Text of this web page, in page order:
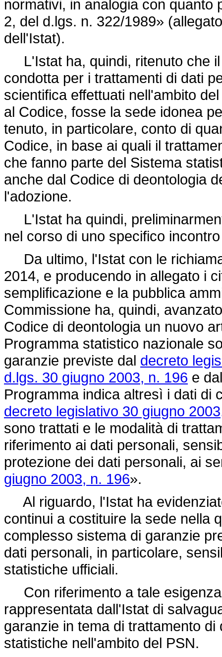
normativi, in analogia con
2, del d.lgs. n. 322/1989»
dell'Istat).
L'Istat ha, quindi, ritenuto che il
condotta per i trattamenti di dati
scientifica effettuati nell'ambito
al Codice, fosse la sede idonea
tenuto, in particolare, conto di
Codice, in base ai quali il
che fanno parte del Sistema
anche dal Codice di deontologia
l'adozione.
L'Istat ha quindi,
nel corso di uno specifico
Da ultimo, l'Istat con le
2014, e producendo in allegato i
semplificazione e la pubblica
Commissione ha, quindi,
Codice di deontologia un nuovo
Programma statistico nazionale
garanzie previste dal decreto
d.lgs. 30 giugno 2003, n. 196 e
Programma indica altresì i dati di
decreto legislativo 30 giugno
sono trattati e le modalità di
riferimento ai dati personali,
protezione dei dati personali, ai
giugno 2003, n. 196».
Al riguardo, l'Istat ha
continui a costituire la sede nella
complesso sistema di garanzie
dati personali, in particolare,
statistiche ufficiali.
Con riferimento a tale
rappresentata dall'Istat di
garanzie in tema di trattamento
statistiche nell'ambito del PSN.